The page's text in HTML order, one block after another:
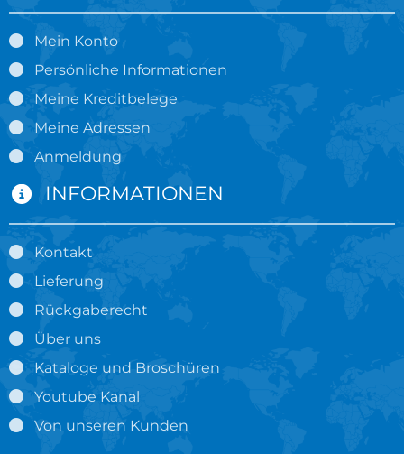
Mein Konto
Persönliche Informationen
Meine Kreditbelege
Meine Adressen
Anmeldung
INFORMATIONEN
Kontakt
Lieferung
Rückgaberecht
Über uns
Kataloge und Broschüren
Youtube Kanal
Von unseren Kunden